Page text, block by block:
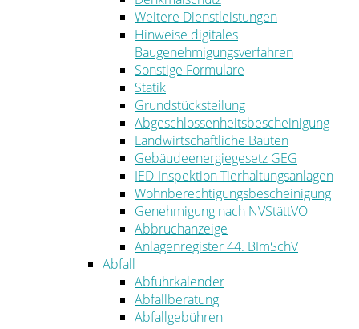
Weitere Dienstleistungen
Hinweise digitales
Baugenehmigungsverfahren
Sonstige Formulare
Statik
Grundstücksteilung
Abgeschlossenheitsbescheinigung
Landwirtschaftliche Bauten
Gebäudeenergiegesetz GEG
IED-Inspektion Tierhaltungsanlagen
Wohnberechtigungsbescheinigung
Genehmigung nach NVStättVO
Abbruchanzeige
Anlagenregister 44. BImSchV
Abfall
Abfuhrkalender
Abfallberatung
Abfallgebühren